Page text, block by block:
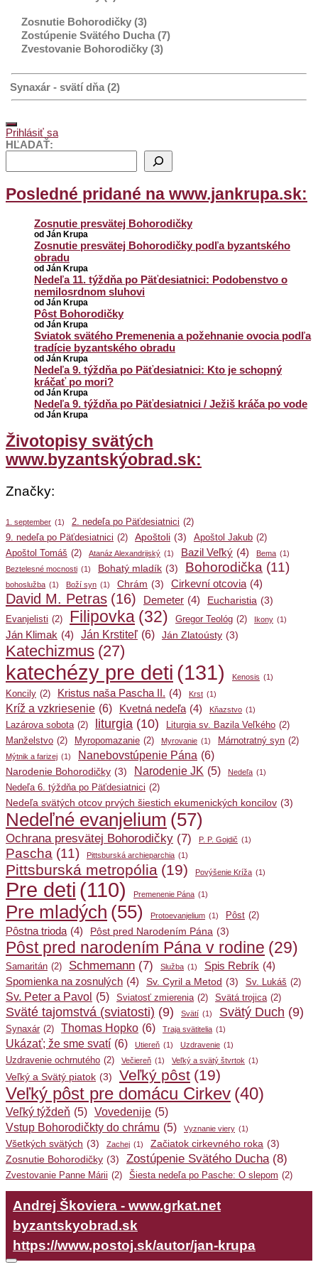
Zosnutie Bohorodičky (3)
Zostúpenie Svätého Ducha (7)
Zvestovanie Bohorodičky (3)
Synaxár - svätí dňa (2)
Prihlásiť sa
HĽADAŤ:
Posledné pridané na www.jankrupa.sk:
Zosnutie presvätej Bohorodičky
od Ján Krupa
Zosnutie presvätej Bohorodičky podľa byzantského
obradu
od Ján Krupa
Nedeľa 11. týždňa po Päťdesiatnici: Podobenstvo o
nemilosrdnom sluhovi
od Ján Krupa
Pôst Bohorodičky
od Ján Krupa
Sviatok svätého Premenenia a požehnanie ovocia podľa
tradície byzantského obradu
od Ján Krupa
Nedeľa 9. týždňa po Päťdesiatnici: Kto je schopný
kráčať po mori?
od Ján Krupa
Nedeľa 9. týždňa po Päťdesiatnici / Ježiš kráča po vode
od Ján Krupa
Životopisy svätých
www.byzantskýobrad.sk:
Značky:
1. september (1) 2. nedeľa po Päťdesiatnici (2)
9. nedeľa po Päťdesiatnici (2) Apoštoli (3) Apoštol Jakub (2)
Apoštol Tomáš (2) Atanáz Alexandrijský (1) Bazil Veľký (4) Bema (1)
Beztelesné mocnosti (1) Bohatý mladík (3) Bohorodička (11)
bohoslužba (1) Boží syn (1) Chrám (3) Cirkevní otcovia (4)
David M. Petras (16) Demeter (4) Eucharistia (3)
Evanjelisti (2) Filipovka (32) Gregor Teológ (2) Ikony (1)
Ján Klimak (4) Ján Krstiteľ (6) Ján Zlatoústy (3)
Katechizmus (27)
katechézy pre deti (131) Kenosis (1)
Koncily (2) Kristus naša Pascha II. (4) Krst (1)
Kríž a vzkriesenie (6) Kvetná nedeľa (4) Kňazstvo (1)
Lazárova sobota (2) liturgia (10) Liturgia sv. Bazila Veľkého (2)
Manželstvo (2) Myropomazanie (2) Myrovanie (1) Márnotratný syn (2)
Mýtnik a farizej (1) Nanebovstúpenie Pána (6)
Narodenie Bohorodičky (3) Narodenie JK (5) Nedeľa (1)
Nedeľa 6. týždňa po Päťdesiatnici (2)
Nedeľa svätých otcov prvých šiestich ekumenických koncilov (3)
Nedeľné evanjelium (57)
Ochrana presvätej Bohorodičky (7) P. P. Gojdič (1)
Pascha (11) Pittsburská archieparchia (1)
Pittsburská metropólia (19) Povýšenie Kríža (1)
Pre deti (110) Premenenie Pána (1)
Pre mladých (55) Protoevanjelium (1) Pôst (2)
Pôstna trioda (4) Pôst pred Narodením Pána (3)
Pôst pred narodením Pána v rodine (29)
Samaritán (2) Schmemann (7) Služba (1) Spis Rebrík (4)
Spomienka na zosnulých (4) Sv. Cyril a Metod (3) Sv. Lukáš (2)
Sv. Peter a Pavol (5) Sviatosť zmierenia (2) Svätá trojica (2)
Sväté tajomstvá (sviatosti) (9) Svätí (1) Svätý Duch (9)
Synaxár (2) Thomas Hopko (6) Traja svätitelia (1)
Ukázať; že sme svatí (6) Utiereň (1) Uzdravenie (1)
Uzdravenie ochrnutého (2) Večiereň (1) Veľký a svätý štvrtok (1)
Veľký a Svätý piatok (3) Veľký pôst (19)
Veľký pôst pre domácu Cirkev (40)
Veľký týždeň (5) Vovedenije (5)
Vstup Bohorodičkty do chrámu (5) Vyznanie viery (1)
Všetkých svätých (3) Zachej (1) Začiatok cirkevného roka (3)
Zosnutie Bohorodičky (3) Zostúpenie Svätého Ducha (8)
Zvestovanie Panne Márii (2) Šiesta nedeľa po Pasche: O slepom (2)
Andrej Škoviera - www.grkat.net
byzantskyobrad.sk
https://www.postoj.sk/autor/jan-krupa